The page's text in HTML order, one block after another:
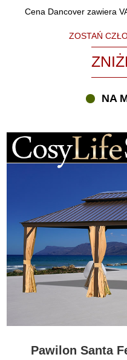
Cena Dancover zawiera
ZOSTAŃ
NA
Pawilon Santa